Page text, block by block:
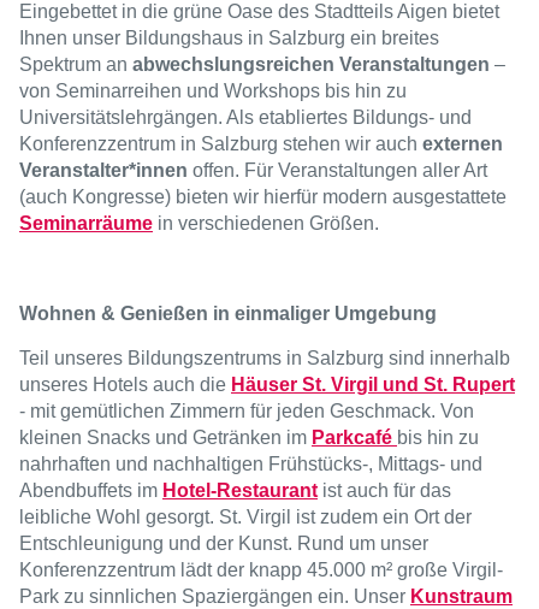
Eingebettet in die grüne Oase des Stadtteils Aigen bietet
Ihnen unser Bildungshaus in Salzburg ein breites
Spektrum an abwechslungsreichen Veranstaltungen –
von Seminarreihen und Workshops bis hin zu
Universitätslehrgängen. Als etabliertes Bildungs- und
Konferenzzentrum in Salzburg stehen wir auch externen
Veranstalter*innen offen. Für Veranstaltungen aller Art
(auch Kongresse) bieten wir hierfür modern ausgestattete
Seminarräume in verschiedenen Größen.
Wohnen & Genießen in einmaliger Umgebung
Teil unseres Bildungszentrums in Salzburg sind innerhalb
unseres Hotels auch die Häuser St. Virgil und St. Rupert
- mit gemütlichen Zimmern für jeden Geschmack. Von
kleinen Snacks und Getränken im Parkcafé bis hin zu
nahrhaften und nachhaltigen Frühstücks-, Mittags- und
Abendbuffets im Hotel-Restaurant ist auch für das
leibliche Wohl gesorgt. St. Virgil ist zudem ein Ort der
Entschleunigung und der Kunst. Rund um unser
Konferenzzentrum lädt der knapp 45.000 m² große Virgil-
Park zu sinnlichen Spaziergängen ein. Unser Kunstraum